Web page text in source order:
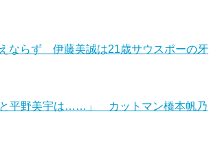
ならず 伊藤美誠は21歳サウスポーの牙
と平野美宇は……」 カットマン橋本帆乃